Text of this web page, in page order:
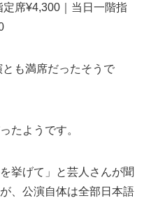
席¥4,300｜当日一階指
も満席だったそうで
たようです。
挙げて」と芸人さんが聞
、公演自体は全部日本語